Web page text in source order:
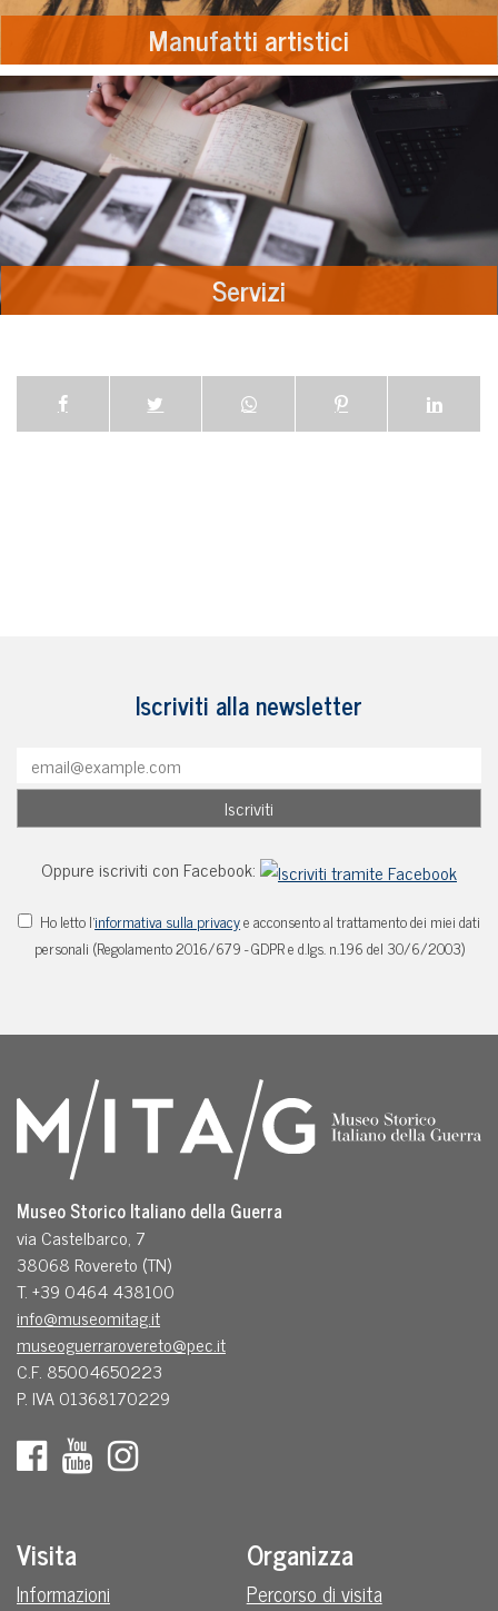
Manufatti artistici
Servizi
Iscriviti alla newsletter
Oppure iscriviti con Facebook:
Ho letto l'informativa sulla privacye acconsento al trattamento dei miei dati
personali (Regolamento 2016/679 - GDPR e d.lgs. n.196 del 30/6/2003)
Museo Storico Italiano della Guerra
via Castelbarco, 7
38068 Rovereto (TN)
T. +39 0464 438100
info@museomitag.it
museoguerrarovereto@pec.it
C.F. 85004650223
P. IVA 01368170229
Visita
Informazioni
Organizza
Percorso di visita